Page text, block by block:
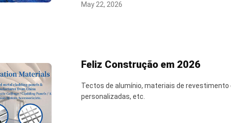
May 22, 2026
Feliz Construção em 2026
Tectos de alumínio, materiais de
personalizadas, etc.